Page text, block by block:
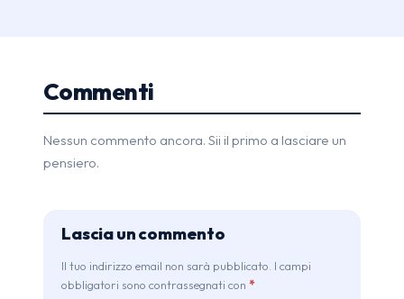
Commenti
Nessun commento ancora. Sii il primo a lasciare un
pensiero.
Lascia un commento
Il tuo indirizzo email non sarà pubblicato. I campi
obbligatori sono contrassegnati con *